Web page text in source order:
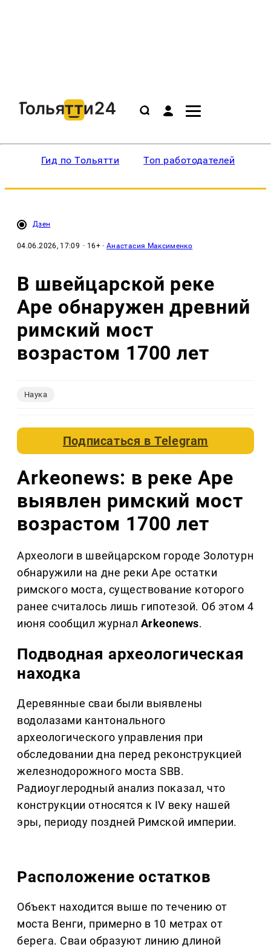
Гид по Тольятти Топ работодателей
Дзен
04.06.2026, 17:09 · 16+ ·Анастасия Максименко
В швейцарской реке
Аре обнаружен древний
римский мост
возрастом 1700 лет
Наука
Подписаться вTelegram
Arkeonews: в реке Аре
выявлен римский мост
возрастом 1700 лет
Археологи в швейцарском городе Золотурн
обнаружили на дне реки Аре остатки
римского моста, существование которого
ранее считалось лишь гипотезой. Об этом 4
июня сообщил журнал Arkeonews.
Подводная археологическая
находка
Деревянные сваи были выявлены
водолазами кантонального
археологического управления при
обследовании дна перед реконструкцией
железнодорожного моста SBB.
Радиоуглеродный анализ показал, что
конструкции относятся к IV веку нашей
эры, периоду поздней Римской империи.
Расположение остатков
Объект находится выше по течению от
моста Венги, примерно в 10 метрах от
берега. Сваи образуют линию длиной